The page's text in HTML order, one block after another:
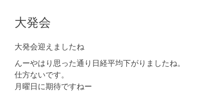
大発会
大発会迎えましたね
んーやはり思った通り日経平均下がりましたね。
仕方ないです。
月曜日に期待ですねー